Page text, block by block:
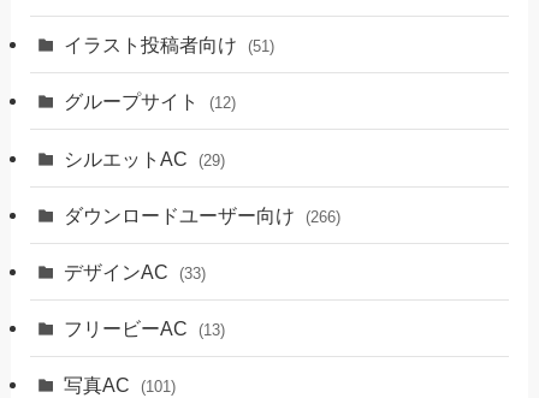
イラスト投稿者向け (51)
グループサイト (12)
シルエットAC (29)
ダウンロードユーザー向け (266)
デザインAC (33)
フリービーAC (13)
写真AC (101)